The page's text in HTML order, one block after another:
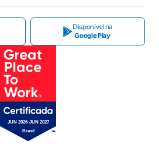
Disponível na
Google Play